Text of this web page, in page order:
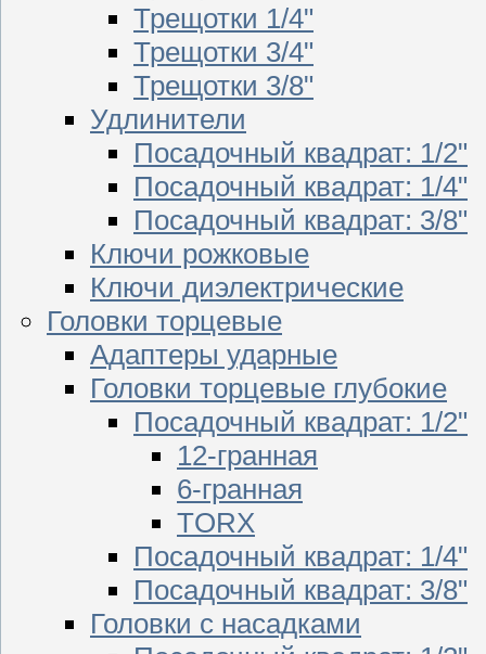
Трещотки 1/4"
Трещотки 3/4"
Трещотки 3/8"
Удлинители
Посадочный квадрат: 1/2"
Посадочный квадрат: 1/4"
Посадочный квадрат: 3/8"
Ключи рожковые
Ключи диэлектрические
Головки торцевые
Адаптеры ударные
Головки торцевые глубокие
Посадочный квадрат: 1/2"
12-гранная
6-гранная
TORX
Посадочный квадрат: 1/4"
Посадочный квадрат: 3/8"
Головки с насадками